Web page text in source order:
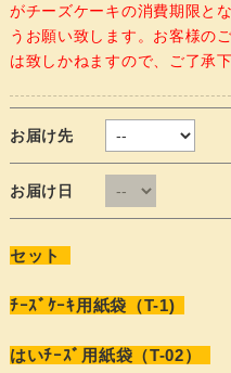
がチーズケーキの消費期限と
うお願い致します。お客様の
は致しかねますので、ご了承
お届け先
お届け日
セット
ﾁｰｽﾞｹｰｷ用紙袋（T-1)
はいﾁｰｽﾞ用紙袋（T-02）